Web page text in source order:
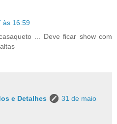
às 16:59
... Deve ficar show com
e Detalhes
31 de maio